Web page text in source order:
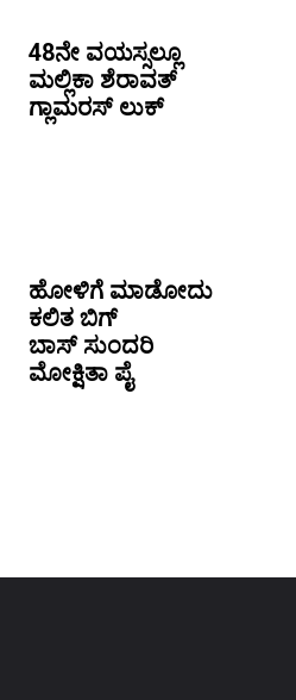
48ನೇ ವಯಸ್ಸಲ್ಲೂ
ಮಲ್ಲಿಕಾ ಶೆರಾವತ್
ಗ್ಲಾಮರಸ್ ಲುಕ್
ಹೋಳಿಗೆ ಮಾಡೋದು
ಕಲಿತ ಬಿಗ್
ಬಾಸ್ ಸುಂದರಿ
ಮೋಕ್ಷಿತಾ ಪೈ